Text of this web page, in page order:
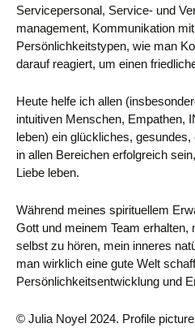
Servicepersonal, Service- und
management, Kommunikation
Persönlichkeitstypen, wie man
darauf reagiert, um einen
Heute helfe ich allen
intuitiven Menschen, Empathen,
leben) ein glückliches,
in allen Bereichen erfolgreich
Liebe leben.
Während meines spirituellem
Gott und meinem Team
selbst zu hören, mein inneres
man wirklich eine gute Welt
Persönlichkeitsentwicklung und
© Julia Noyel 2024. Profile